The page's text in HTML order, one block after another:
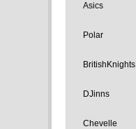
Asics
Polar
BritishKnights
DJinns
Chevelle